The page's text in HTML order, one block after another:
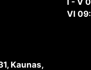
Kaunas,
VI